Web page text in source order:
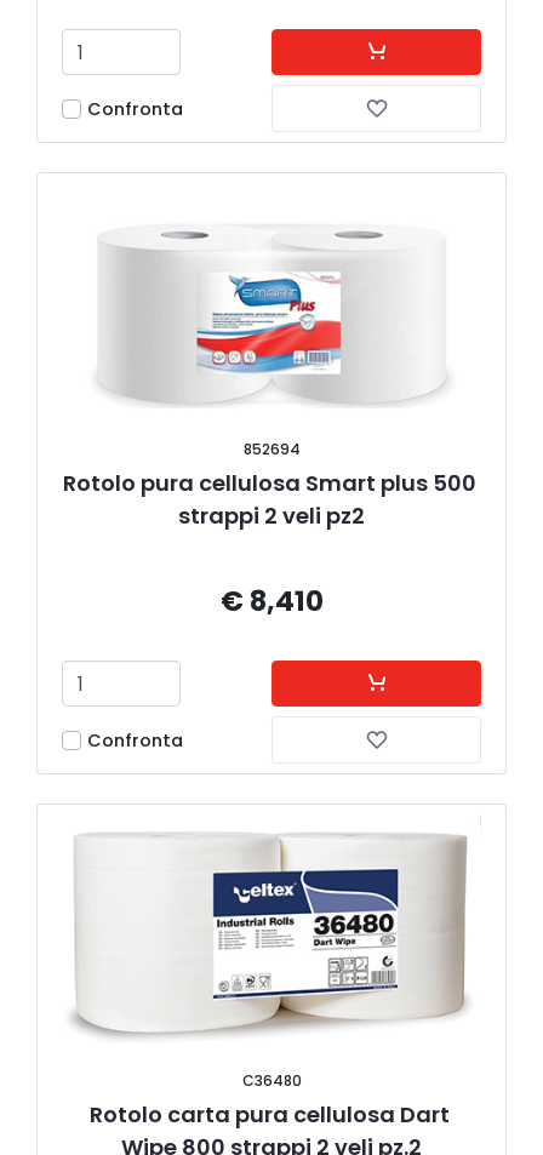
Confronta
852694
Rotolo pura cellulosa Smart plus 500
strappi 2 veli pz2
€ 8,410
Confronta
C36480
Rotolo carta pura cellulosa Dart
Wipe 800 strappi 2 veli pz.2